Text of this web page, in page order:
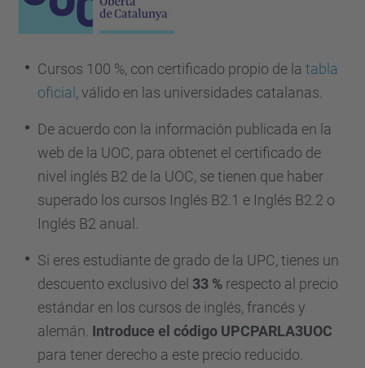
Cursos 100 %, con certificado propio de la tabla
oficial , válido en las universidades catalanas.
De acuerdo con la información publicada en la
web de la UOC, para obtenet el certificado de
nivel inglés B2 de la UOC, se tienen que haber
superado los cursos Inglés B2.1 e Inglés B2.2 o
Inglés B2 anual.
Si eres estudiante de grado de la UPC, tienes un
descuento exclusivo del 33 % respecto al precio
estándar en los cursos de inglés, francés y
alemán. Introduce el código UPCPARLA3UOC
para tener derecho a este precio reducido.